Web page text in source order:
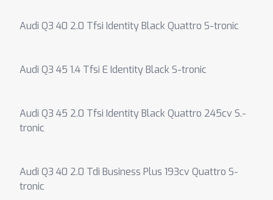
Audi Q3 40 2.0 Tfsi Identity Black Quattro S-tronic
Audi Q3 45 1.4 Tfsi E Identity Black S-tronic
Audi Q3 45 2.0 Tfsi Identity Black Quattro 245cv S.-
tronic
Audi Q3 40 2.0 Tdi Business Plus 193cv Quattro S-
tronic